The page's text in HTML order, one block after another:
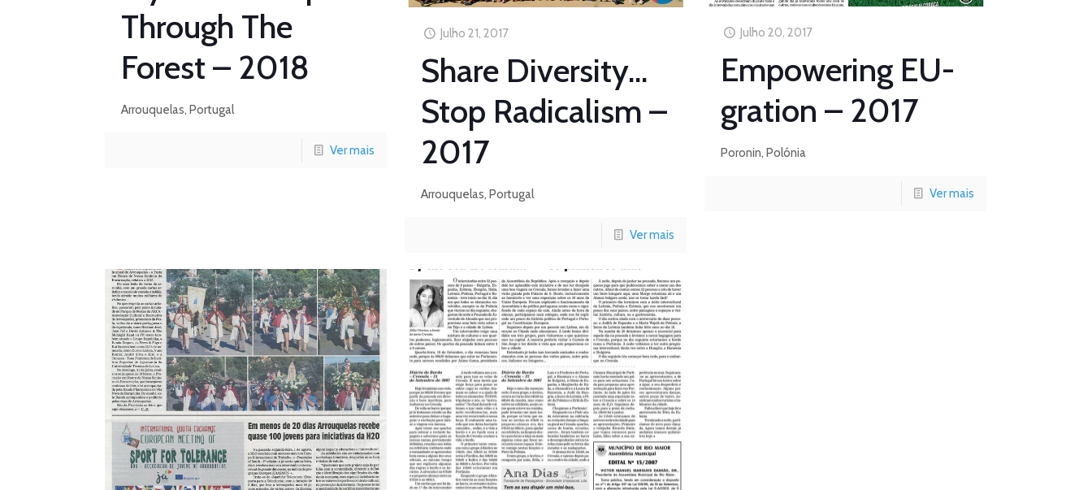
Through The
Forest – 2018
Arrouquelas, Portugal
Ver mais
Julho 21, 2017
Share Diversity…
Stop Radicalism –
2017
Arrouquelas, Portugal
Ver mais
Julho 20, 2017
Empowering EU-
gration – 2017
Poronin, Polónia
Ver mais